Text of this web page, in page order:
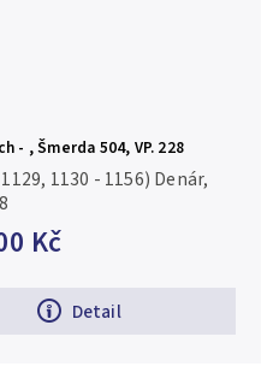
- , Šmerda 504, VP. 228
Kč
Detail
1130 - 1156) Denár,